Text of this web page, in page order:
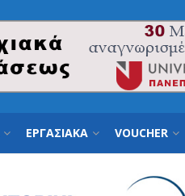
ΕΡΓΑΣΙΑΚΑ VOUCHER